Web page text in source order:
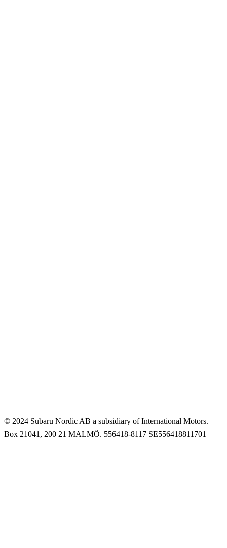
© 2024 Subaru Nordic AB a subsidiary of International Motors.
Box 21041, 200 21 MALMÖ. 556418-8117 SE556418811701